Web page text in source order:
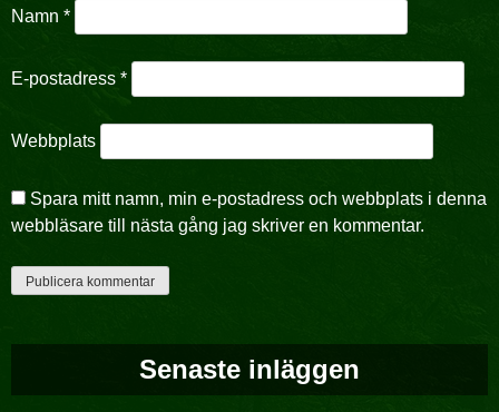
Namn *
E-postadress *
Webbplats
Spara mitt namn, min e-postadress och webbplats i denna
webbläsare till nästa gång jag skriver en kommentar.
Senaste inläggen